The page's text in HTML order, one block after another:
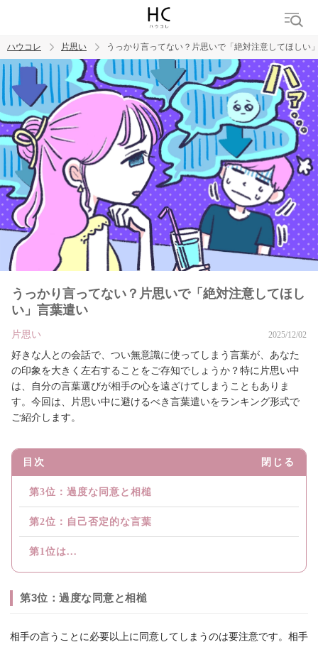
トレンド ワード
モテテク 恋がしたい 女磨き
ハウコレ 片思い うっかり言ってない？片思いで「絶対注意してほしい
うっかり言ってない？片思いで「絶対注意してほし
い」言葉遣い
片思い 2025/12/02
好きな人との会話で、つい無意識に使ってしまう言葉が、あなた
の印象を大きく左右することをご存知でしょうか？特に片思い中
は、自分の言葉選びが相手の心を遠ざけてしまうこともありま
す。今回は、片思い中に避けるべき言葉遣いをランキング形式で
ご紹介します。
目次 閉じる
第3位：過度な同意と相槌
第2位：自己否定的な言葉
第1位は...
第3位：過度な同意と相槌
相手の言うことに必要以上に同意してしまうのは要注意です。相手